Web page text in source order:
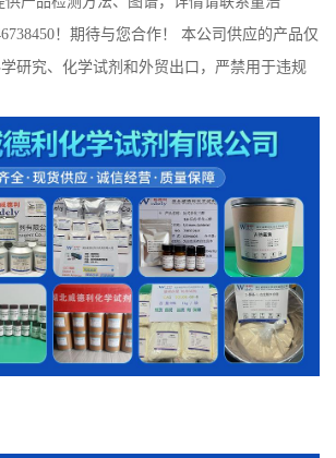
！期待与您合作！ 本公司供应的产品仅
研究、化学试剂和外贸出口，严禁用于违规